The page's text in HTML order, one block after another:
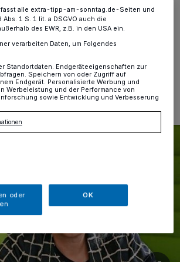
Die „Lyrikerin des Jazz“ kommt am
Lintfort.
Uhr Eine Minute Lesezeit
alle extra-tipp-am-sonntag.de-Seiten und
1 S. 1 lit. a DSGVO auch die
des EWR, z.B. in den USA ein.
verarbeiten Daten, um Folgendes
Standortdaten. Endgeräteeigenschaften zur
Speichern von oder Zugriff auf
Endgerät. Personalisierte Werbung und
Werbeleistung und der Performance von
sowie Entwicklung und Verbesserung
oder
OK